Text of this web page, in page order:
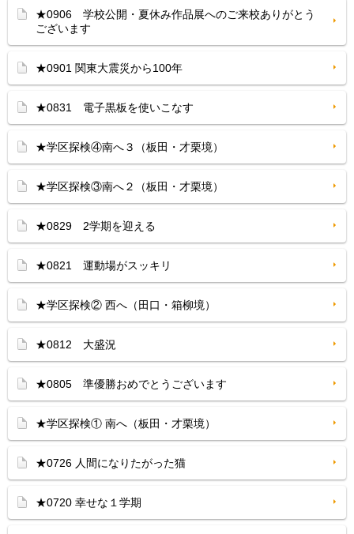
★0906 学校公開・夏休み作品展へのご来校ありがとう
ございます
★0901 関東大震災から100年
★0831 電子黒板を使いこなす
★学区探検④南へ３（板田・才栗境）
★学区探検③南へ２（板田・才栗境）
★0829 2学期を迎える
★0821 運動場がスッキリ
★学区探検② 西へ（田口・箱柳境）
★0812 大盛況
★0805 準優勝おめでとうございます
★学区探検① 南へ（板田・才栗境）
★0726 人間になりたがった猫
★0720 幸せな１学期